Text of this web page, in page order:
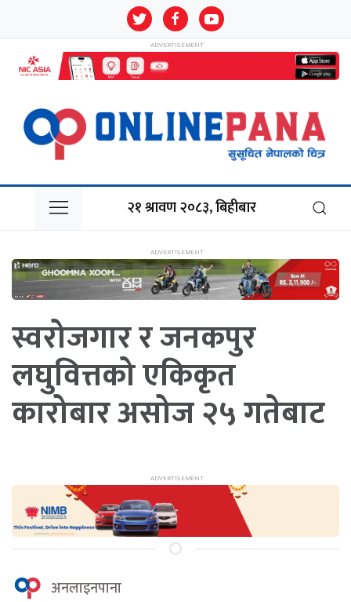
२१ श्रावण २०८३, बिहीबार
स्वरोजगार र जनकपुर
लघुवित्तको एकिकृत
कारोबार असोज २५ गतेबाट
अनलाइनपाना